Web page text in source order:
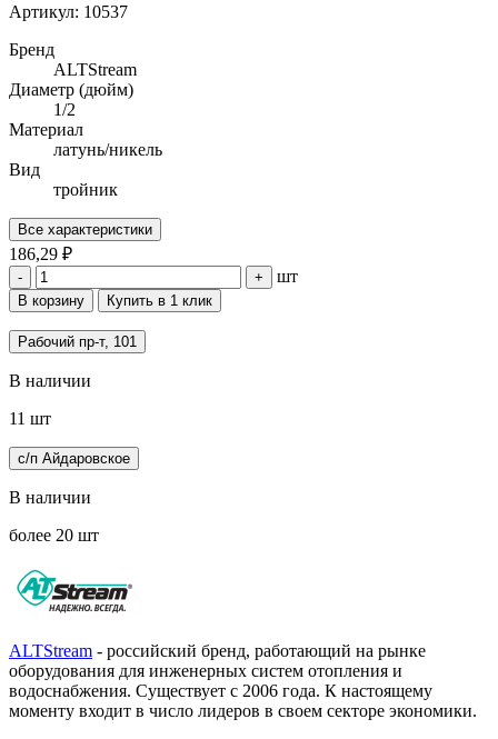
Артикул: 10537
Бренд
ALTStream
Диаметр (дюйм)
1/2
Материал
латунь/никель
Вид
тройник
Все характеристики
186,29 ₽
- + шт
В корзину Купить в 1 клик
Рабочий пр-т, 101
В наличии
11 шт
с/п Айдаровское
В наличии
более 20 шт
ALTStream - российский бренд, работающий на рынке
оборудования для инженерных систем отопления и
водоснабжения. Существует с 2006 года. К настоящему
моменту входит в число лидеров в своем секторе экономики.